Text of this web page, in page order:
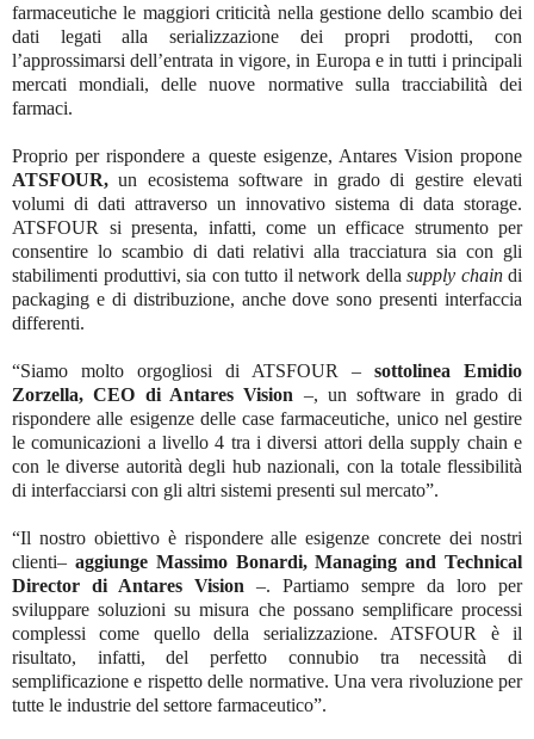
farmaceutiche le maggiori criticità nella gestione dello scambio dei
dati legati alla serializzazione dei propri prodotti, con
l’approssimarsi dell’entrata in vigore, in Europa e in tutti i principali
mercati mondiali, delle nuove normative sulla tracciabilità dei
farmaci.
Proprio per rispondere a queste esigenze, Antares Vision propone
ATSFOUR, un ecosistema software in grado di gestire elevati
volumi di dati attraverso un innovativo sistema di data storage.
ATSFOUR si presenta, infatti, come un efficace strumento per
consentire lo scambio di dati relativi alla tracciatura sia con gli
stabilimenti produttivi, sia con tutto il network della supply chaindi
packaging e di distribuzione, anche dove sono presenti interfaccia
differenti.
“Siamo molto orgogliosi di ATSFOUR – sottolinea Emidio
Zorzella, CEO di Antares Vision –, un software in grado di
rispondere alle esigenze delle case farmaceutiche, unico nel gestire
le comunicazioni a livello 4 tra i diversi attori della supply chain e
con le diverse autorità degli hub nazionali, con la totale flessibilità
di interfacciarsi con gli altri sistemi presenti sul mercato”.
“Il nostro obiettivo è rispondere alle esigenze concrete dei nostri
clienti– aggiunge Massimo Bonardi, Managing and Technical
Director di Antares Vision –. Partiamo sempre da loro per
sviluppare soluzioni su misura che possano semplificare processi
complessi come quello della serializzazione. ATSFOUR è il
risultato, infatti, del perfetto connubio tra necessità di
semplificazione e rispetto delle normative. Una vera rivoluzione per
tutte le industrie del settore farmaceutico”.